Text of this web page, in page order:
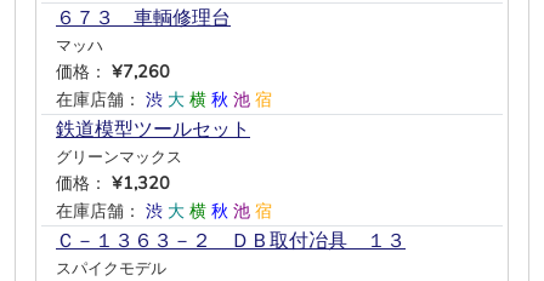
６７３ 車輌修理台
マッハ
価格： ¥7,260
在庫店舗： 渋 大 横 秋 池 宿
鉄道模型ツールセット
グリーンマックス
価格： ¥1,320
在庫店舗： 渋 大 横 秋 池 宿
Ｃ－１３６３－２ ＤＢ取付冶具 １３
スパイクモデル